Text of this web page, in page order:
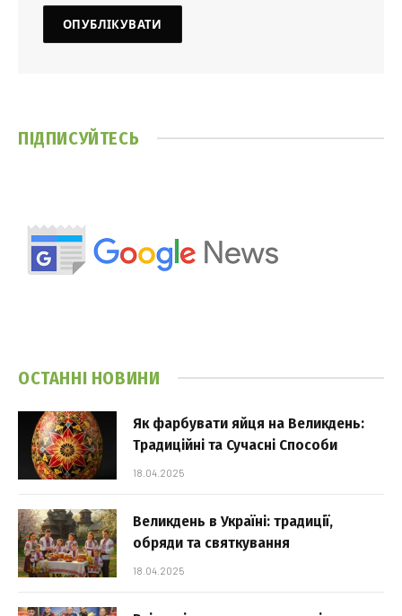
ПІДПИСУЙТЕСЬ
ОСТАННІ НОВИНИ
Як фарбувати яйця на Великдень:
Традиційні та Сучасні Способи
18.04.2025
Великдень в Україні: традиції,
обряди та святкування
18.04.2025